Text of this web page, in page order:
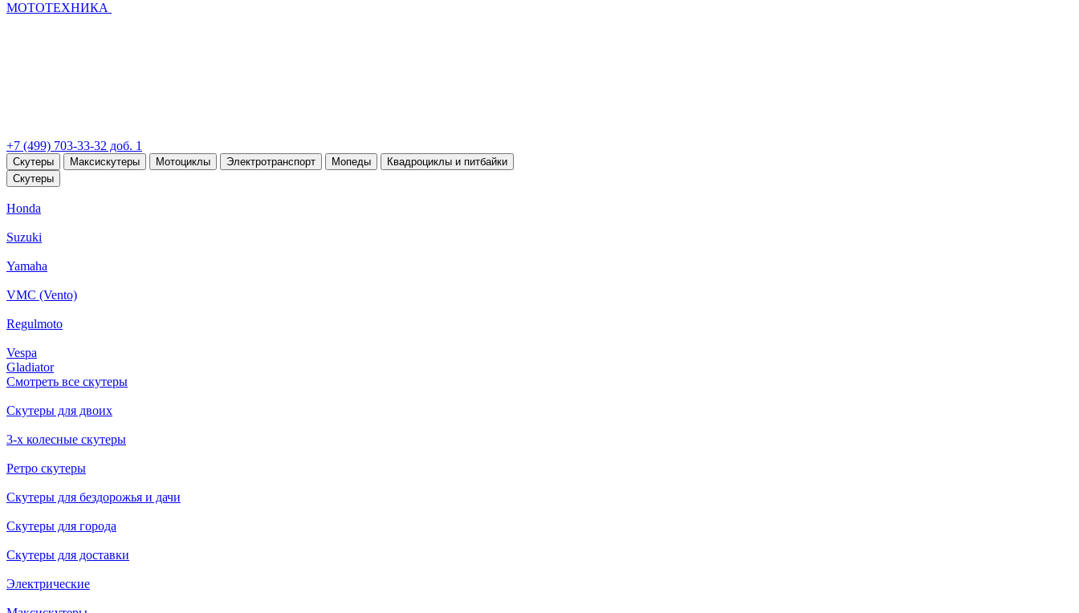
МОТОТЕХНИКА
+7 (499) 703-33-32 доб. 1
Скутеры Максискутеры Мотоциклы Электротранспорт Мопеды
Квадроциклы и питбайки
Скутеры
Honda
Suzuki
Yamaha
VMC (Vento)
Regulmoto
Vespa
Gladiator
Смотреть все скутеры
Скутеры для двоих
3-х колесные скутеры
Ретро скутеры
Скутеры для бездорожья и дачи
Скутеры для города
Скутеры для доставки
Электрические